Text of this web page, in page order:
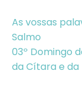
As vossas
Salmo
03º Domingo
da Cítara e da